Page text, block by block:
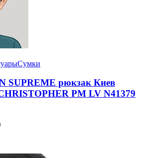
Сумки
SUPREME рюкзак Киев
PM LV N41379